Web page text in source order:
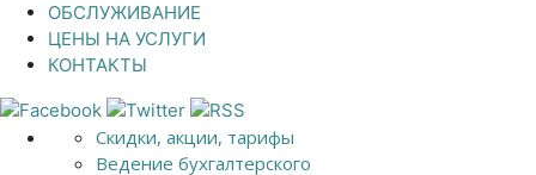
ОБСЛУЖИВАНИЕ
ЦЕНЫ НА УСЛУГИ
КОНТАКТЫ
Скидки, акции, тарифы
Ведение бухгалтерского